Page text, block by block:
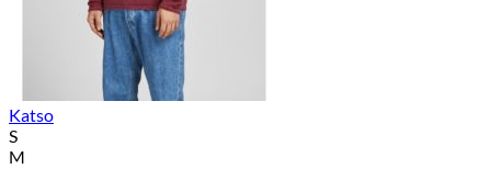
Katso
S
M